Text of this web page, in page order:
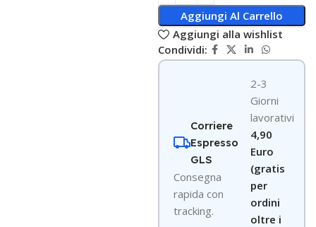
Aggiungi Al Carrello
Aggiungi alla wishlist
Condividi:
Corriere
Espresso
GLS
Consegna
rapida con
tracking.
2-3
Giorni
lavorativi
4,90
Euro
(gratis
per
ordini
oltre i